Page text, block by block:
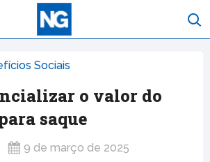
Sociais
o valor do
saque
9 de março de 2025